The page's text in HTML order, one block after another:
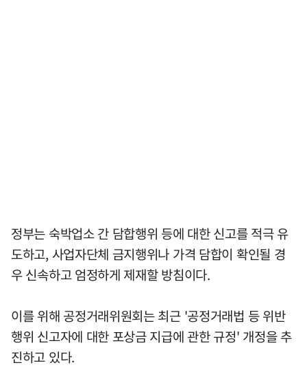
정부는 숙박업소 간 담합행위 등에 대한 신고를 적극 유
도하고, 사업자단체 금지행위나 가격 담합이 확인될 경
우 신속하고 엄정하게 제재할 방침이다.
이를 위해 공정거래위원회는 최근 '공정거래법 등 위반
행위 신고자에 대한 포상금 지급에 관한 규정' 개정을 추
진하고 있다.